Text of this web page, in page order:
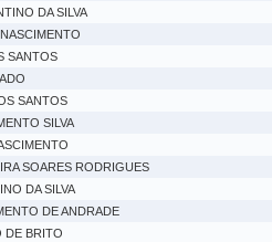
DA SILVA
SANTOS
SANTOS
SILVA
SOARES RODRIGUES
DA SILVA
DE ANDRADE
DE BRITO